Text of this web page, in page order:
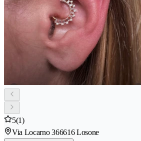
5(1)
Via Locarno 366616 Losone